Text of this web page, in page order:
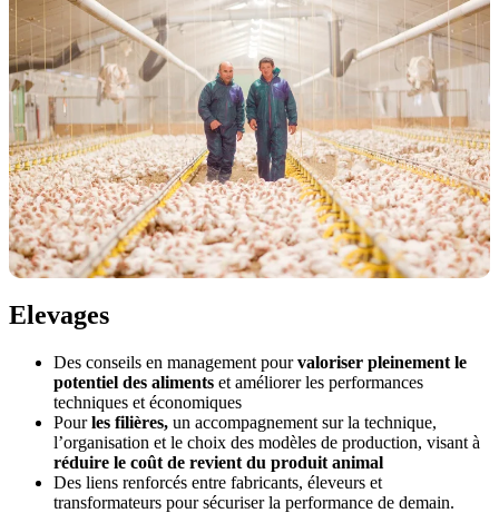
Elevages
Des conseils en management pourvaloriser pleinement le
potentiel des aliments et améliorer les performances
techniques et économiques
Pourles filières, un accompagnement sur la technique,
l’organisation et le choix des modèles de production, visant à
réduire le coût de revient du produit animal
Des liens renforcés entre fabricants, éleveurs et
transformateurs pour sécuriser la performance de demain.